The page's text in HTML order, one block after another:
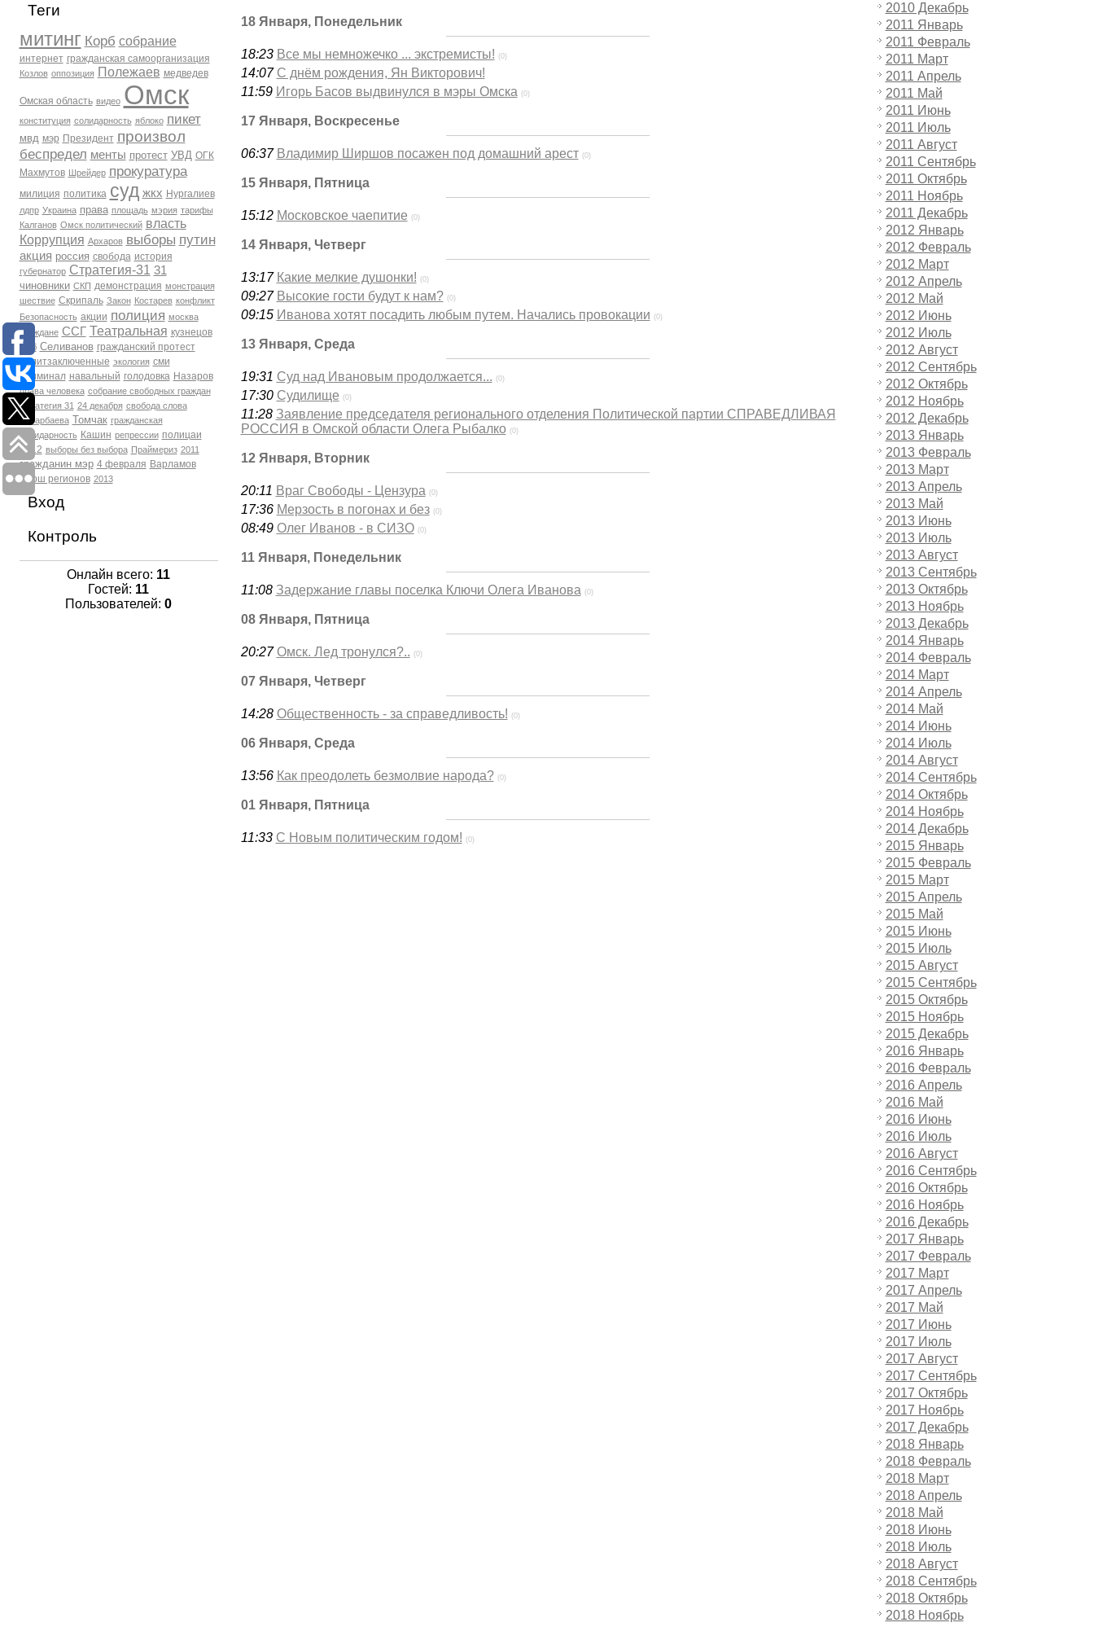
Теги
митинг Корб собрание
интернет гражданская самоорганизация
Козлов оппозиция Полежаев медведев
Омская область видео Омск
конституция солидарность яблоко пикет
мвд мэр Президент произвол
беспредел менты протест УВД ОГК
Махмутов
Шрейдер прокуратура
милиция политика суд жкх Нургалиев
лдпр Украина права площадь мэрия тарифы
Калганов Омск политический власть
Коррупция Архаров выборы путин
акция россия свобода история
губернатор Стратегия-31 31
чиновники СКП демонстрация монстрация
шествие Скрипаль Закон Костарев конфликт
Безопасность акции полиция москва
Граждане ССГ Театральная кузнецов
фсб Селиванов гражданский протест
политзаключенные экология сми
Криминал навальный голодовка Назаров
права человека собрание свободных граждан
Стратегия 31 24 декабря свобода слова
Бухарбаева Томчак гражданская
солидарность Кашин репрессии полицаи
2012 выборы без выбора Праймериз 2011
гражданин мэр 4 февраля Варламов
марш регионов 2013
Вход
Контроль
Онлайн всего: 11
Гостей: 11
Пользователей: 0
18 Января, Понедельник
18:23 Все мы немножечко ... экстремисты! (0)
14:07 С днём рождения, Ян Викторович!
11:59 Игорь Басов выдвинулся в мэры Омска (0)
17 Января, Воскресенье
06:37 Владимир Ширшов посажен под домашний арест (0)
15 Января, Пятница
15:12 Московское чаепитие (0)
14 Января, Четверг
13:17 Какие мелкие душонки! (0)
09:27 Высокие гости будут к нам? (0)
09:15 Иванова хотят посадить любым путем. Начались провокации (0)
13 Января, Среда
19:31 Суд над Ивановым продолжается... (0)
17:30 Судилище (0)
11:28 Заявление председателя регионального отделения Политической партии СПРАВЕДЛИВАЯ
РОССИЯ в Омской области Олега Рыбалко (0)
12 Января, Вторник
20:11 Враг Свободы - Цензура (0)
17:36 Мерзость в погонах и без (0)
08:49 Олег Иванов - в СИЗО (0)
11 Января, Понедельник
11:08 Задержание главы поселка Ключи Олега Иванова (0)
08 Января, Пятница
20:27 Омск. Лед тронулся?.. (0)
07 Января, Четверг
14:28 Общественность - за справедливость! (0)
06 Января, Среда
13:56 Как преодолеть безмолвие народа? (0)
01 Января, Пятница
11:33 С Новым политическим годом! (0)
2010 Декабрь
2011 Январь
2011 Февраль
2011 Март
2011 Апрель
2011 Май
2011 Июнь
2011 Июль
2011 Август
2011 Сентябрь
2011 Октябрь
2011 Ноябрь
2011 Декабрь
2012 Январь
2012 Февраль
2012 Март
2012 Апрель
2012 Май
2012 Июнь
2012 Июль
2012 Август
2012 Сентябрь
2012 Октябрь
2012 Ноябрь
2012 Декабрь
2013 Январь
2013 Февраль
2013 Март
2013 Апрель
2013 Май
2013 Июнь
2013 Июль
2013 Август
2013 Сентябрь
2013 Октябрь
2013 Ноябрь
2013 Декабрь
2014 Январь
2014 Февраль
2014 Март
2014 Апрель
2014 Май
2014 Июнь
2014 Июль
2014 Август
2014 Сентябрь
2014 Октябрь
2014 Ноябрь
2014 Декабрь
2015 Январь
2015 Февраль
2015 Март
2015 Апрель
2015 Май
2015 Июнь
2015 Июль
2015 Август
2015 Сентябрь
2015 Октябрь
2015 Ноябрь
2015 Декабрь
2016 Январь
2016 Февраль
2016 Апрель
2016 Май
2016 Июнь
2016 Июль
2016 Август
2016 Сентябрь
2016 Октябрь
2016 Ноябрь
2016 Декабрь
2017 Январь
2017 Февраль
2017 Март
2017 Апрель
2017 Май
2017 Июнь
2017 Июль
2017 Август
2017 Сентябрь
2017 Октябрь
2017 Ноябрь
2017 Декабрь
2018 Январь
2018 Февраль
2018 Март
2018 Апрель
2018 Май
2018 Июнь
2018 Июль
2018 Август
2018 Сентябрь
2018 Октябрь
2018 Ноябрь